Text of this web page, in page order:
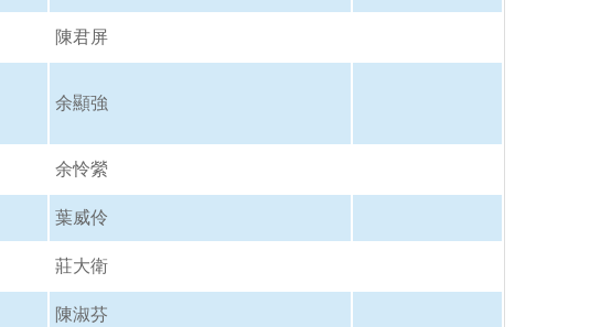
陳君屏
余顯強
余怜縈
葉威伶
莊大衛
陳淑芬